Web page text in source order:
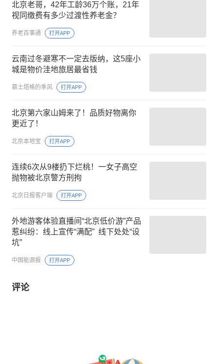
北京老哥，42年工龄36万个账，21年
视同缴费有多少过渡性养老金？
养老百事通 打开APP
云南过冬避寒不一定去版纳，这5座小
城是物价洼地旅居最省钱
慕士塔格的季风 打开APP
北京第六家山姆来了！品质好物离你
更近了！
北京本地宝 打开APP
连续6次从9楼扔下烂桃！一女子高空
抛物被北京警方刑拘
北京日报客户端 打开APP
外地游客体验直播间“北京低价游”产品
惹纠纷：线上宣传“满配” 线下处处“设
坑”
中国能源报 打开APP
评论